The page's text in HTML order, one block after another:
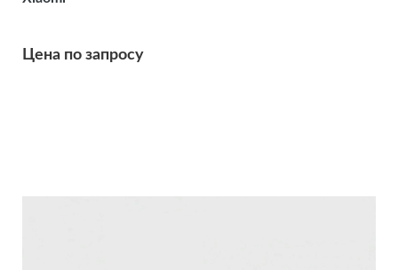
Цена по запросу